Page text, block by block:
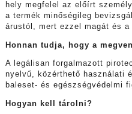
hely megfelel az előírt
a termék minőségileg
árustól, mert ezzel magát és
Honnan tudja, hogy a
A legálisan forgalmazott
nyelvű, közérthető használati
baleset- és egészségvédelmi
Hogyan kell tárolni?